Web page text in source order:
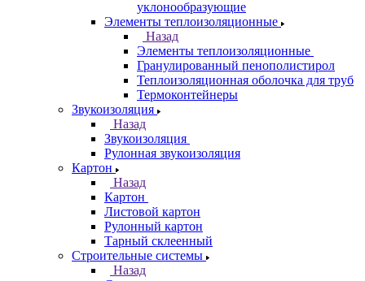
уклонообразующие
Элементы теплоизоляционные
Назад
Элементы теплоизоляционные
Гранулированный пенополистирол
Теплоизоляционная оболочка для труб
Термоконтейнеры
Звукоизоляция
Назад
Звукоизоляция
Рулонная звукоизоляция
Картон
Назад
Картон
Листовой картон
Рулонный картон
Тарный склеенный
Строительные системы
Назад